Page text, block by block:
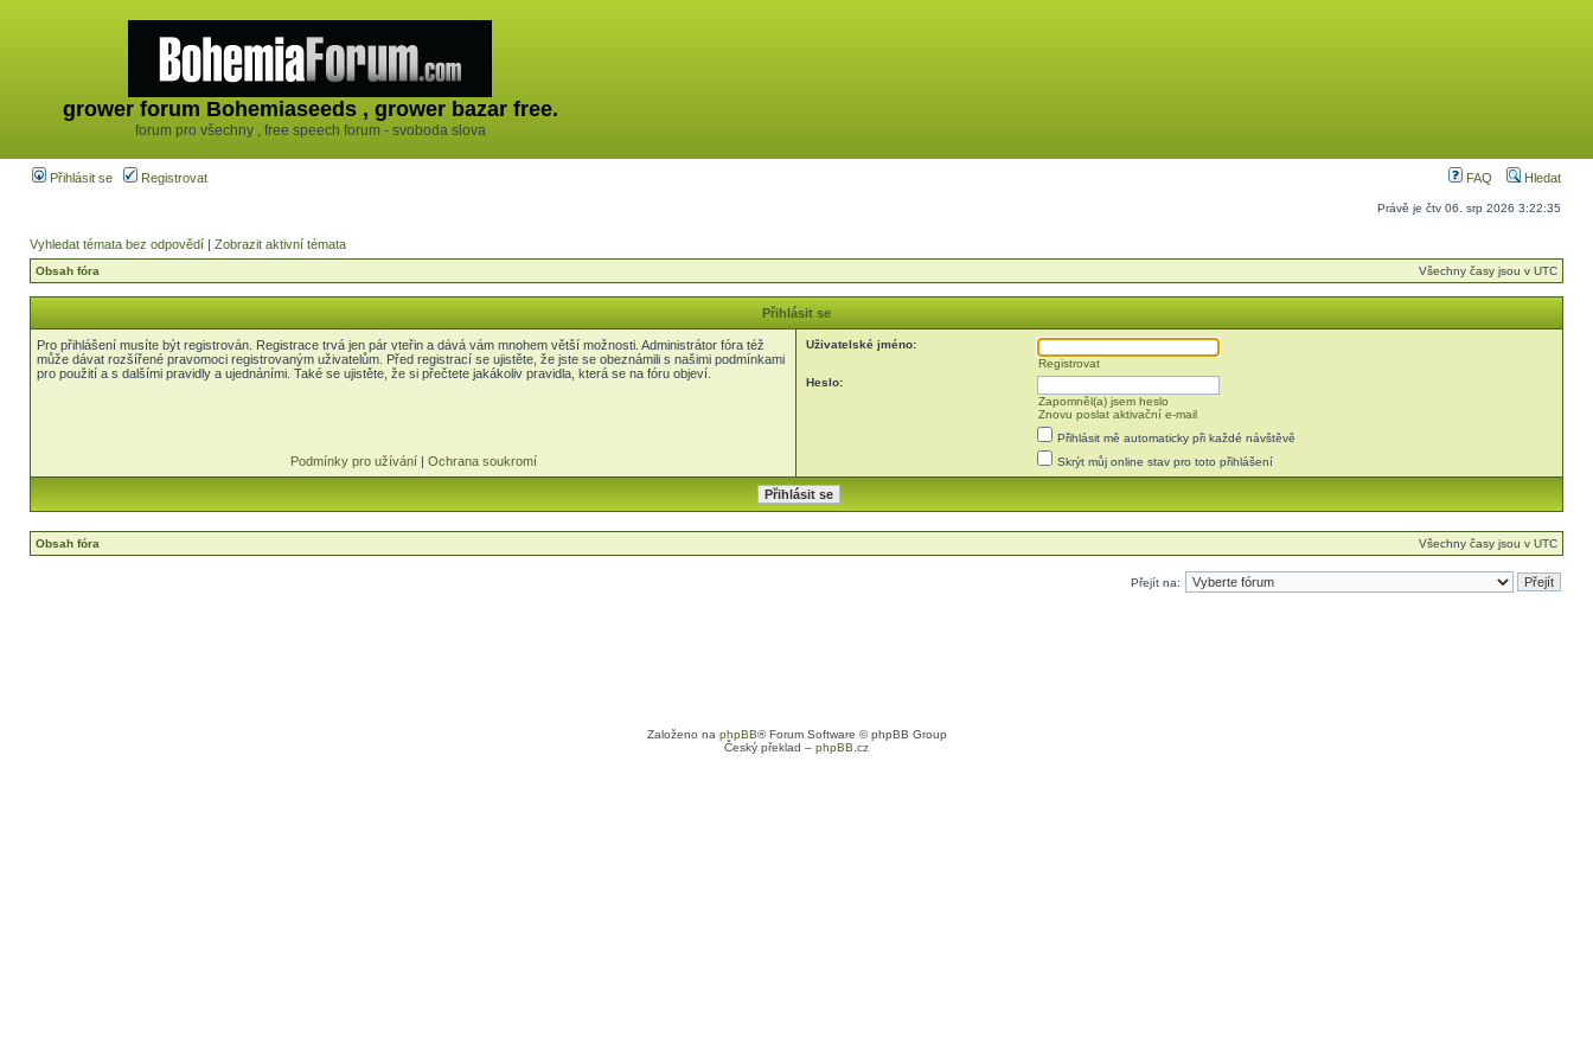
grower forum Bohemiaseeds , grower bazar free.
forum pro všechny , free speech forum - svoboda slova
Přihlásit se Registrovat FAQ Hledat
Právě je čtv 06. srp 2026 3:22:35
Vyhledat témata bez odpovědí | Zobrazit aktivní témata
Obsah fóra Všechny časy jsou v UTC
Přihlásit se
Pro přihlášení musíte být registrován. Registrace trvá jen pár vteřin a dává vám mnohem větší možnosti. Administrátor fóra též
může dávat rozšířené pravomoci registrovaným uživatelům. Před registrací se ujistěte, že jste se obeznámili s našimi podmínkami
pro použití a s dalšími pravidly a ujednáními. Také se ujistěte, že si přečtete jakákoliv pravidla, která se na fóru objeví.
Podmínky pro užívání| Ochrana soukromí
Uživatelské jméno:
Registrovat
Heslo:
Zapomněl(a) jsem heslo
Znovu poslat aktivační e-mail
Přihlásit mě automaticky při každé návštěvě
Skrýt můj online stav pro toto přihlášení
Obsah fóra Všechny časy jsou v UTC
Přejít na:
Založeno na phpBB® Forum Software © phpBB Group
Český překlad – phpBB.cz